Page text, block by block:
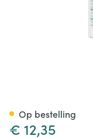
€ 12,35
Op bestelling